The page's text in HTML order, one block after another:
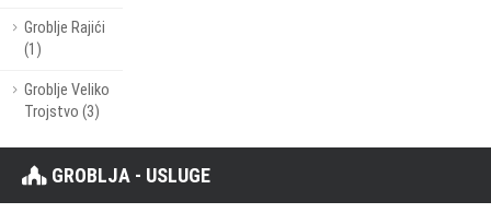
Groblje Rajići
(1)
Groblje Veliko
Trojstvo (3)
GROBLJA - USLUGE